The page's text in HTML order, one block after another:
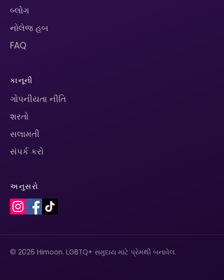
બ્લોગ
નોલેજ હબ
FAQ
કાનૂની
ગોપનીયતા નીતિ
શરતો
સલામતી
સંપર્ક કરો
અનુસરો
© 2026 Himoon. LGBTQ+ સમુદાય માટે પ્રેમથી બનાવેલ.